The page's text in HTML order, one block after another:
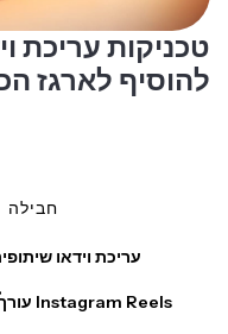
להוסיף לארגז
עריכת וידאו
עורך Instagram Reels